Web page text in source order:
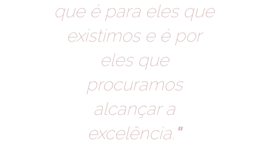
que é para eles que
existimos e é por
eles que
procuramos
alcançar a
excelência. "